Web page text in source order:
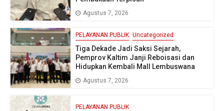
Agustus 7, 2026
PELAYANAN PUBLIK Uncategorized
Tiga Dekade Jadi Saksi Sejarah,
Pemprov Kaltim Janji Reboisasi dan
Hidupkan Kembali Mall Lembuswana
Agustus 7, 2026
PELAYANAN PUBLIK